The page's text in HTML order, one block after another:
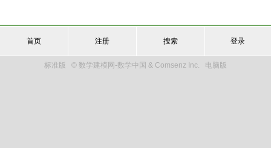
首页 注册 搜索 登录
标准版 © 数学建模网-数学中国 & Comsenz Inc. 电脑版